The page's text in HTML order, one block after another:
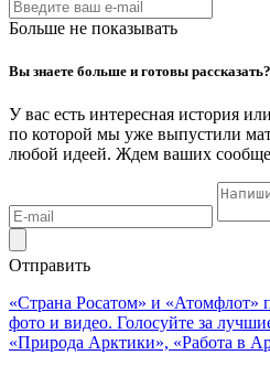
Больше не показывать
Вы знаете больше и готовы рассказать?
У вас есть интересная история
по которой мы уже выпустили
любой идеей. Ждем ваших
Отправить
«Страна Росатом» и «Атомфлот»
фото и видео. Голосуйте за
«Природа Арктики», «Работа в